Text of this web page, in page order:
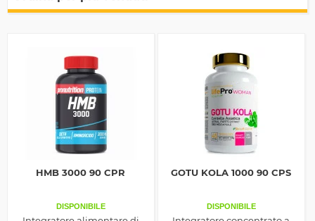
HMB 3000 90 CPR
DISPONIBILE
GOTU KOLA 1000 90 CPS
DISPONIBILE